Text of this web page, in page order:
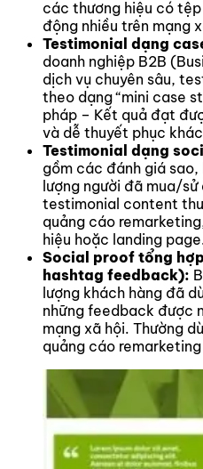
các thương hiệu có
động nhiều trên mạng
Testimonial dạng
doanh nghiệp B2B
dịch vụ chuyên sâu,
theo dạng “mini case
pháp – Kết quả đạt
và dễ thuyết phục
Testimonial dạng
gồm các đánh giá
lượng người đã mua/
testimonial content
quảng cáo
hiệu hoặc landing
Social proof tổng
hashtag feedback):
lượng khách hàng đã
những feedback được
mạng xã hội. Thường
quảng cáo